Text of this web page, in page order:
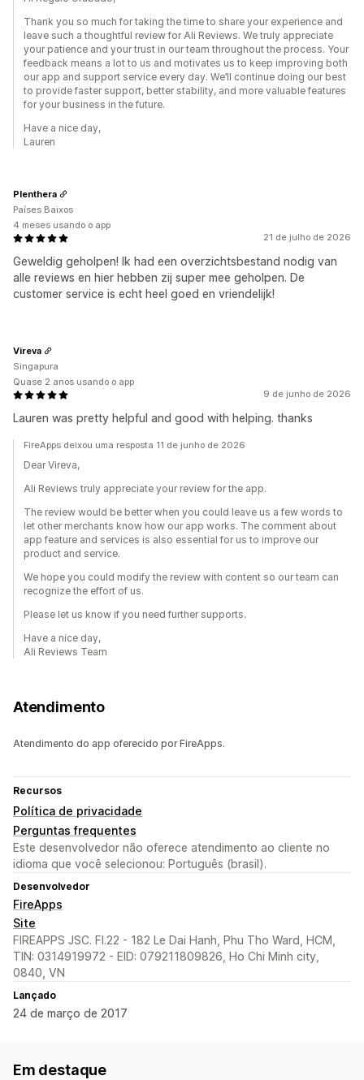
Thank you so much for taking the time to share your experience and
leave such a thoughtful review for Ali Reviews. We truly appreciate
your patience and your trust in our team throughout the process. Your
feedback means a lot to us and motivates us to keep improving both
our app and support service every day. We’ll continue doing our best
to provide faster support, better stability, and more valuable features
for your business in the future.
Have a nice day,
Lauren
21 de julho de 2026
Geweldig geholpen! Ik had een overzichtsbestand nodig van
alle reviews en hier hebben zij super mee geholpen. De
customer service is echt heel goed en vriendelijk!
Plenthera
Países Baixos
4 meses usando o app
9 de junho de 2026
Lauren was pretty helpful and good with helping. thanks
Vireva
Singapura
Quase 2 anos usando o app
FireApps deixou uma resposta 11 de junho de 2026
Dear Vireva,
Ali Reviews truly appreciate your review for the app.
The review would be better when you could leave us a few words to
let other merchants know how our app works. The comment about
app feature and services is also essential for us to improve our
product and service.
We hope you could modify the review with content so our team can
recognize the effort of us.
Please let us know if you need further supports.
Have a nice day,
Ali Reviews Team
Atendimento
Atendimento do app oferecido por FireApps.
Recursos
Política de privacidade
Perguntas frequentes
Este desenvolvedor não oferece atendimento ao cliente no
idioma que você selecionou: Português (brasil).
Desenvolvedor
FireApps
Site
FIREAPPS JSC. Fl.22 - 182 Le Dai Hanh, Phu Tho Ward, HCM,
TIN: 0314919972 - EID: 079211809826, Ho Chi Minh city,
0840, VN
Lançado
24 de março de 2017
Em destaque